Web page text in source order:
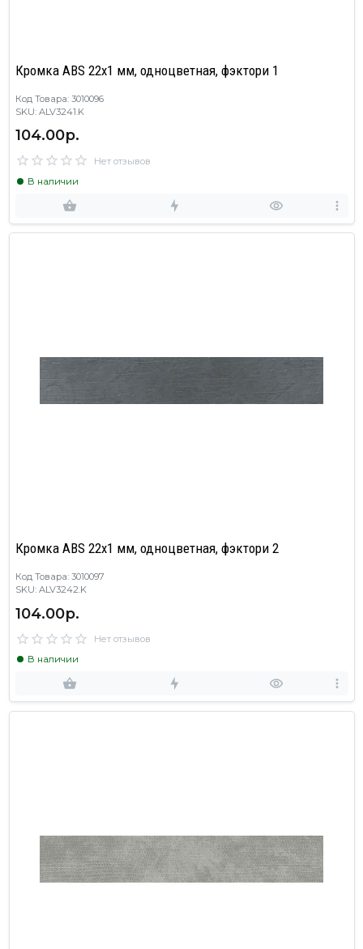
Кромка ABS 22х1 мм, одноцветная, фэктори 1
Код Товара: 3010096
SKU: ALV3241.K
104.00р.
Нет отзывов
В наличии
Кромка ABS 22х1 мм, одноцветная, фэктори 2
Код Товара: 3010097
SKU: ALV3242.K
104.00р.
Нет отзывов
В наличии